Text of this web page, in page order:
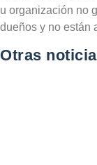
u organización no
dueños y no están
Otras